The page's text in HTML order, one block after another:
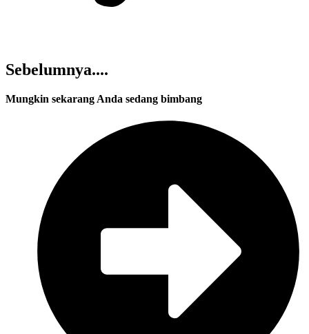
Sebelumnya....
Mungkin sekarang Anda sedang bimbang